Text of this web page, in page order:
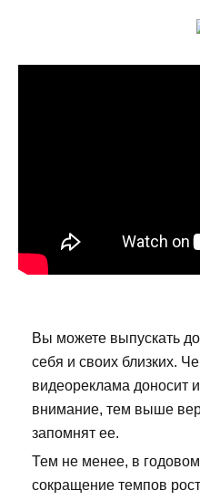
Вы можете выпускать
себя и своих близких.
видеореклама доносит
внимание, тем выше
запомнят ее.
Тем не менее, в
сокращение темпов